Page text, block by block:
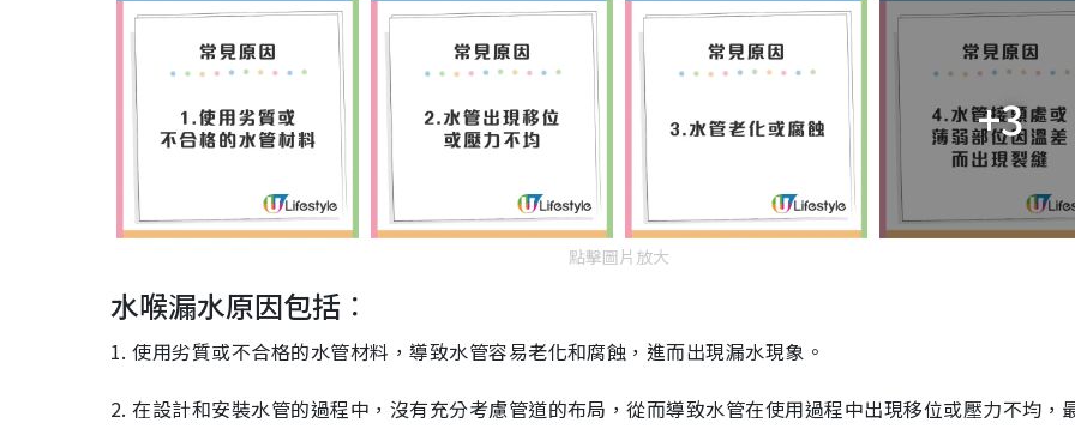
水喉漏水︱保養方法
1. 安裝濾網
2. 定期做好水管疏通
3. 定期用熱水沖洗
+3
點擊圖片放大
水喉漏水原因包括︰
1. 使用劣質或不合格的水管材料，導致水管容易老化和腐蝕，進而出現漏水現象。
2. 在設計和安裝水管的過程中，沒有充分考慮管道的布局，從而導致水管在使用過程中出現移位或壓力不均，